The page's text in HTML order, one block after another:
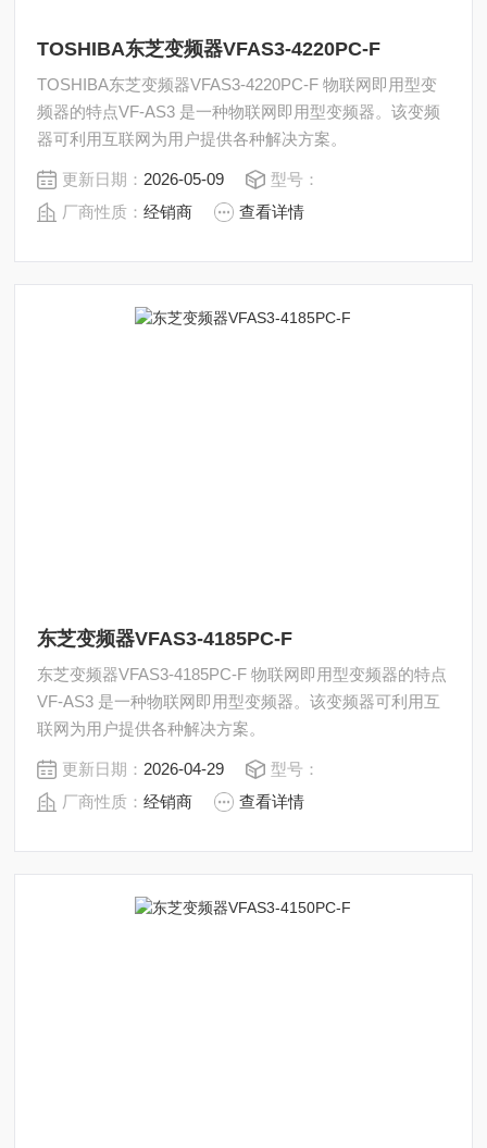
TOSHIBA东芝变频器VFAS3-4220PC-F
TOSHIBA东芝变频器VFAS3-4220PC-F 物联网即用型变
频器的特点VF-AS3 是一种物联网即用型变频器。该变频
器可利用互联网为用户提供各种解决方案。
更新日期： 2026-05-09
型号：
厂商性质：经销商 查看详情
东芝变频器VFAS3-4185PC-F
东芝变频器VFAS3-4185PC-F 物联网即用型变频器的特点
VF-AS3 是一种物联网即用型变频器。该变频器可利用互
联网为用户提供各种解决方案。
更新日期： 2026-04-29
型号：
厂商性质：经销商 查看详情